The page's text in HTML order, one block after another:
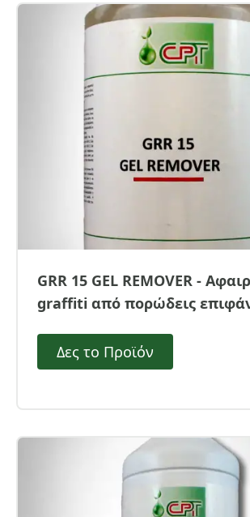
GRR 15 GEL REMOVER -
graffiti από πορώδεις
Δες το Προϊόν